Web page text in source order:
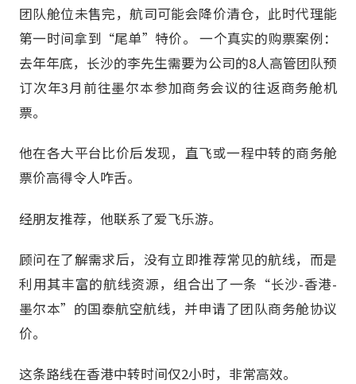
团队舱位未售完，航司可能会降价清仓，此时代理能
第一时间拿到“尾单”特价。 一个真实的购票案例：
去年年底，长沙的李先生需要为公司的8人高管团队预
订次年3月前往墨尔本参加商务会议的往返商务舱机
票。
他在各大平台比价后发现，直飞或一程中转的商务舱
票价高得令人咋舌。
经朋友推荐，他联系了爱飞乐游。
顾问在了解需求后，没有立即推荐常见的航线，而是
利用其丰富的航线资源，组合出了一条“长沙-香港-
墨尔本”的国泰航空航线，并申请了团队商务舱协议
价。
这条路线在香港中转时间仅2小时，非常高效。